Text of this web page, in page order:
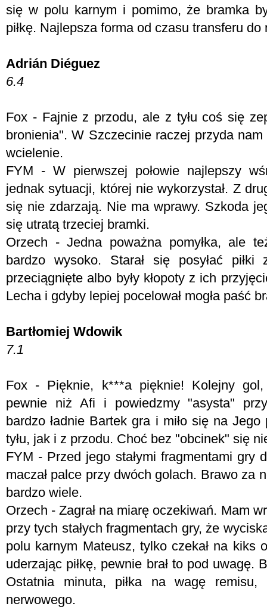
się w polu karnym i pomimo, że bramka
piłkę. Najlepsza forma od czasu transferu do
Adrián Diéguez
6.4
Fox - Fajnie z przodu, ale z tyłu coś się
bronienia". W Szczecinie raczej przyda
wcielenie.
FYM - W pierwszej połowie najlepszy
jednak sytuacji, której nie wykorzystał. Z
się nie zdarzają. Nie ma wprawy. Szkoda
się utratą trzeciej bramki.
Orzech - Jedna poważna pomyłka, ale
bardzo wysoko. Starał się posyłać
przeciągnięte albo były kłopoty z ich
Lecha i gdyby lepiej pocelował mogła paść
Bartłomiej Wdowik
7.1
Fox - Pięknie, k***a pięknie! Kolejny
pewnie niż Afi i powiedzmy "asysta"
bardzo ładnie Bartek gra i miło się na
tyłu, jak i z przodu. Choć bez "obcinek" się
FYM - Przed jego stałymi fragmentami gry
maczał palce przy dwóch golach. Brawo za
bardzo wiele.
Orzech - Zagrał na miarę oczekiwań. Mam
przy tych stałych fragmentach gry, że
polu karnym Mateusz, tylko czekał na kiks
uderzając piłkę, pewnie brał to pod uwagę.
Ostatnia minuta, piłka na wagę
nerwowego.